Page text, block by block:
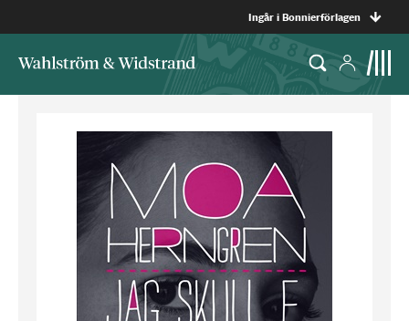
Ingår i Bonnierförlagen